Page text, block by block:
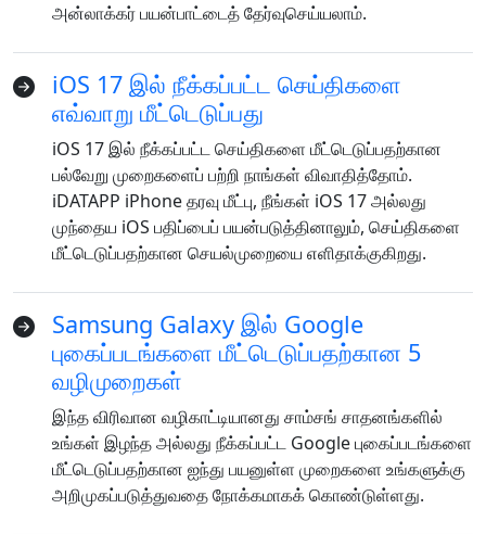
அன்லாக்கர் பயன்பாட்டைத் தேர்வுசெய்யலாம்.
iOS 17 இல் நீக்கப்பட்ட செய்திகளை
எவ்வாறு மீட்டெடுப்பது
iOS 17 இல் நீக்கப்பட்ட செய்திகளை மீட்டெடுப்பதற்கான
பல்வேறு முறைகளைப் பற்றி நாங்கள் விவாதித்தோம்.
iDATAPP iPhone தரவு மீட்பு, நீங்கள் iOS 17 அல்லது
முந்தைய iOS பதிப்பைப் பயன்படுத்தினாலும், செய்திகளை
மீட்டெடுப்பதற்கான செயல்முறையை எளிதாக்குகிறது.
Samsung Galaxy இல் Google
புகைப்படங்களை மீட்டெடுப்பதற்கான 5
வழிமுறைகள்
இந்த விரிவான வழிகாட்டியானது சாம்சங் சாதனங்களில்
உங்கள் இழந்த அல்லது நீக்கப்பட்ட Google புகைப்படங்களை
மீட்டெடுப்பதற்கான ஐந்து பயனுள்ள முறைகளை உங்களுக்கு
அறிமுகப்படுத்துவதை நோக்கமாகக் கொண்டுள்ளது.